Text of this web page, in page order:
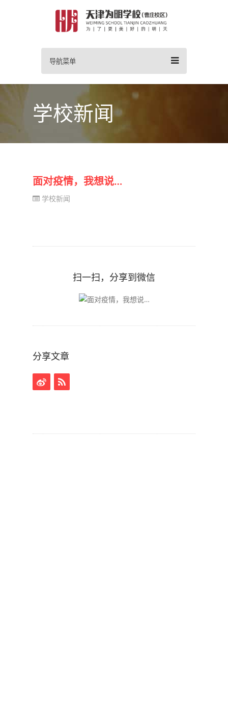
导航菜单
学校新闻
面对疫情，我想说…
学校新闻
扫一扫，分享到微信
分享文章